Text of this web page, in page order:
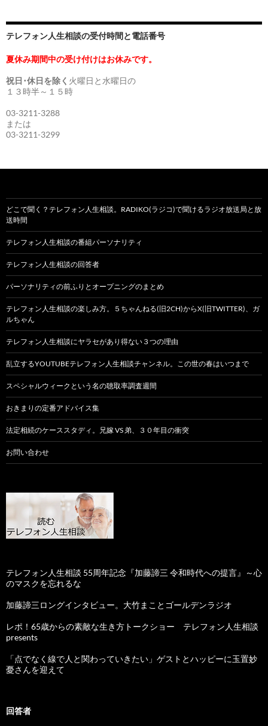
テレフォン人生相談の受付時間と電話番号
夏休み期間中の受け付けはお休みです。
祝日･休日を除く 火曜日と水曜日の
１３時半～１５時
03-3211-3288
または
03-3211-3299
どこで聞く？テレフォン人生相談。RADIKO(ラジコ)で聞けるラジオ放送局と放
送時間
テレフォン人生相談の番組パーソナリティ
テレフォン人生相談の回答者
パーソナリティの前ふりとオープニングのまとめ
テレフォン人生相談の楽しみ方。５ちゃんねる(旧2CH)からX(旧TWITTER)、ガ
ルちゃん
テレフォン人生相談にヤラセがあり得ない３つの理由
乱立するYOUTUBEテレフォン人生相談チャンネル。この世の春はいつまで
スペシャルウィークという名の聴取率調査週間
おきまりの定番アドバイス集
法定相続のケーススタディ。兄嫁 VS 弟、３０年目の衝突
お問い合わせ
テレフォン人生相談 55周年記念『加藤諦三 令和時代への提言』～心
のマスクを忘れるな
加藤諦三ロングインタビュー。大竹まことゴールデンラジオ
レポ！65歳からの素敵な生き方トークショー テレフォン人生相談
presents
「点でなく線で人と関わっていきたい」ゲストとハッピーに玉置妙
憂さんを迎えて
回答者